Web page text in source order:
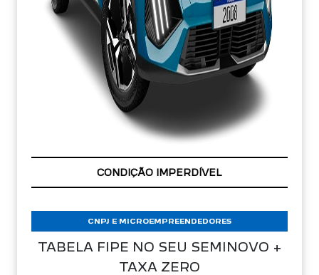
APROVEITE!
TABELA FIPE NO SEU SEMINOVO +
TAXA ZERO
CNPJ E MICROEMPREENDEDORES